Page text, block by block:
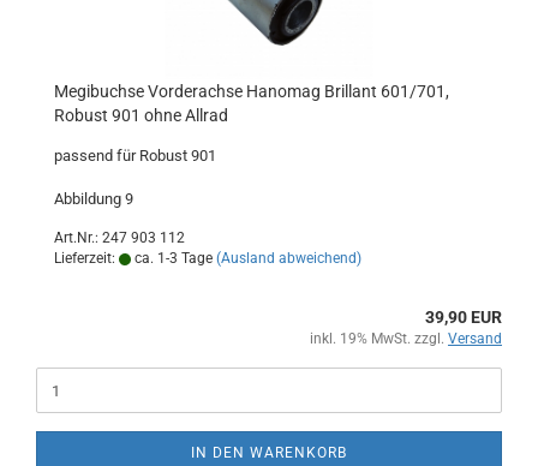
Megibuchse Vorderachse Hanomag Brillant 601/701,
Robust 901 ohne Allrad
passend für Robust 901
Abbildung 9
Art.Nr.: 247 903 112
Lieferzeit:
ca. 1-3 Tage (Ausland abweichend)
39,90 EUR
inkl. 19% MwSt. zzgl. Versand
IN DEN WARENKORB